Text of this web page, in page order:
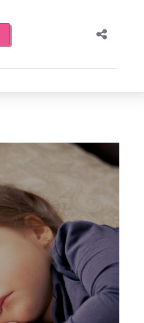
Compartilhar
Publicar no Facebook